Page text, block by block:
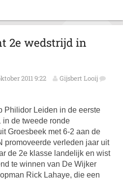
2e wedstrijd in
2011 9:22
Gijsbert Looij
Philidor Leiden in de eerste
in de tweede ronde
Groesbeek met 6-2 aan de
promoveerde verleden jaar uit
de 2e klasse landelijk en wist
te winnen van De Wijker
Rick Lahaye, die een